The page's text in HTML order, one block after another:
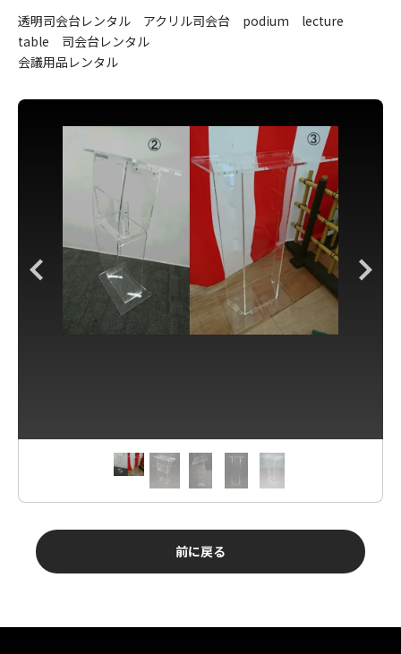
透明司会台レンタル アクリル司会台 podium lecture
table 司会台レンタル
会議用品レンタル
前に戻る